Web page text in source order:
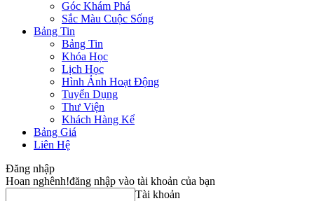
Góc Khám Phá
Sắc Màu Cuộc Sống
Bảng Tin
Bảng Tin
Khóa Học
Lịch Học
Hình Ảnh Hoạt Động
Tuyển Dụng
Thư Viện
Khách Hàng Kể
Bảng Giá
Liên Hệ
Đăng nhập
Hoan nghênh!đăng nhập vào tài khoản của bạn
Tài khoản